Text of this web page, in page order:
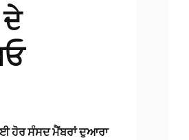
ਹੋਰ ਸੰਸਦ ਮੈਂਬਰਾਂ ਦੁਆਰਾ